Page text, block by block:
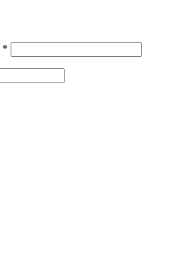
*